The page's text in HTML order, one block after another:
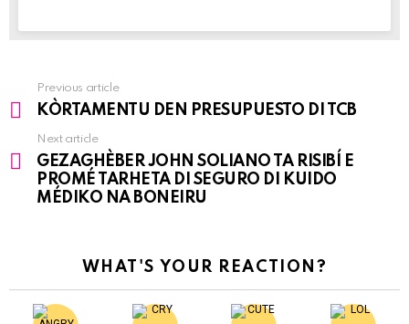
See
more
Previous article
KÒRTAMENTU DEN PRESUPUESTO DI TCB
Next article
GEZAGHÈBER JOHN SOLIANO TA RISIBÍ E
PROMÉ TARHETA DI SEGURO DI KUIDO
MÉDIKO NA BONEIRU
WHAT'S YOUR REACTION?